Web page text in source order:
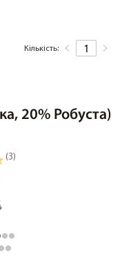
Кількість:
20% Робуста)
(3)